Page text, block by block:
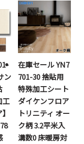
ン
工
在庫セール YN7
701-30 捨貼用
特殊加工シート
ダイケンフロア
トリニティ オー
ク柄 3.2平米入
溝数0 床暖房対